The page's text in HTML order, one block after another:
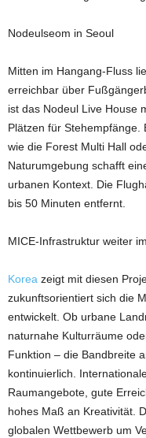
Nodeulseom in Seoul
Mitten im Hangang-Fluss
erreichbar über
ist das Nodeul Live House
Plätzen für Stehempfänge.
wie die Forest Multi Hall
Naturumgebung schafft
urbanen Kontext. Die
bis 50 Minuten entfernt.
MICE-Infrastruktur weiter
Korea zeigt mit diesen
zukunftsorientiert sich die
entwickelt. Ob urbane
naturnahe Kulturräume
Funktion – die Bandbreite
kontinuierlich.
Raumangebote, gute
hohes Maß an Kreativität.
globalen Wettbewerb um